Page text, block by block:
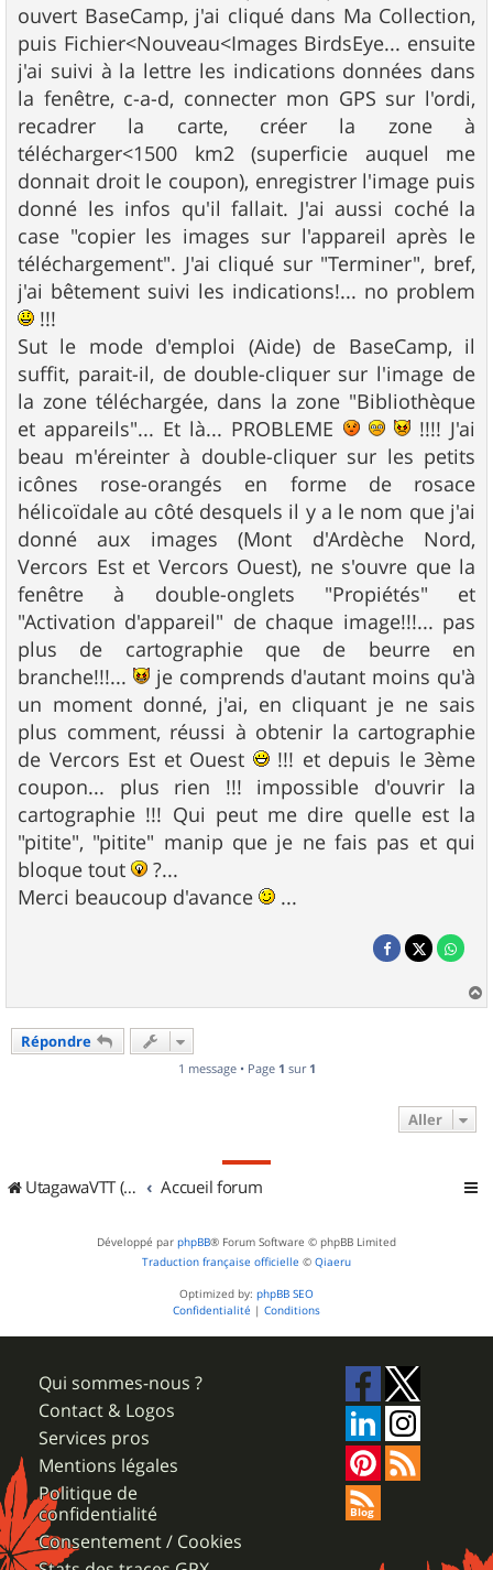
ouvert BaseCamp, j'ai cliqué dans Ma Collection,
puis Fichier<Nouveau<Images BirdsEye... ensuite
j'ai suivi à la lettre les indications données dans
la fenêtre, c-a-d, connecter mon GPS sur l'ordi,
recadrer la carte, créer la zone à
télécharger<1500 km2 (superficie auquel me
donnait droit le coupon), enregistrer l'image puis
donné les infos qu'il fallait. J'ai aussi coché la
case "copier les images sur l'appareil après le
téléchargement". J'ai cliqué sur "Terminer", bref,
j'ai bêtement suivi les indications!... no problem
!!!
Sut le mode d'emploi (Aide) de BaseCamp, il
suffit, parait-il, de double-cliquer sur l'image de
la zone téléchargée, dans la zone "Bibliothèque
et appareils"... Et là... PROBLEME
!!!! J'ai
beau m'éreinter à double-cliquer sur les petits
icônes rose-orangés en forme de rosace
hélicoïdale au côté desquels il y a le nom que j'ai
donné aux images (Mont d'Ardèche Nord,
Vercors Est et Vercors Ouest), ne s'ouvre que la
fenêtre à double-onglets "Propiétés" et
"Activation d'appareil" de chaque image!!!... pas
plus de cartographie que de beurre en
branche!!!...
je comprends d'autant moins qu'à
un moment donné, j'ai, en cliquant je ne sais
plus comment, réussi à obtenir la cartographie
de Vercors Est et Ouest
!!! et depuis le 3ème
coupon... plus rien !!! impossible d'ouvrir la
cartographie !!! Qui peut me dire quelle est la
"pitite", "pitite" manip que je ne fais pas et qui
bloque tout
?...
Merci beaucoup d'avance
...
a
Répondre
1 message • Page 1 sur 1
Aller
UtagawaVTT (Randos VTT et VTTAE avec traces GPS) Accueil forum
Développé par phpBB® Forum Software © phpBB Limited
Traduction française officielle © Qiaeru
Optimized by: phpBB SEO
Confidentialité | Conditions
Qui sommes-nous ?
Contact & Logos
Services pros
Mentions légales
Politique de
confidentialité
Consentement / Cookies